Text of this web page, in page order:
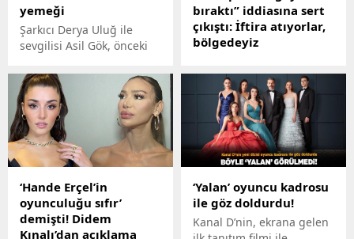
yemeği
Şarkıcı Derya Uluğ ile
sevgilisi Asil Gök, önceki
balıkçıda yemekteydi.
Ünlü çift, 2023'te dijital
platformlarda çok
dinlenen 'Nefes'
albümünün kutlamasını
yapımcı Samsun Demir'le
bıraktı” iddiasına sert
çıkıştı: İftira atıyorlar,
bölgedeyiz
Ahbap derneği ile afet
bölgelerinde
yardımlarında devam
eden Haluk Levent, sosyal
medyada yapılan
"Ahbaplar bölgeyi bıraktı"
"Sevkiyatlarımız her gün
sürüyor, bölgedeyiz" dedi.
‘Hande Erçel’in
oyunculuğu sıfır’
demişti! Didem
Kınalı’dan açıklama
‘Yalan’ oyuncu kadrosu
ile göz doldurdu!
Kanal D’nin, ekrana gelen